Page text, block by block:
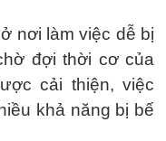
nơi làm việc dễ bị
đợi thời cơ của
cải thiện, việc
khả năng bị bế